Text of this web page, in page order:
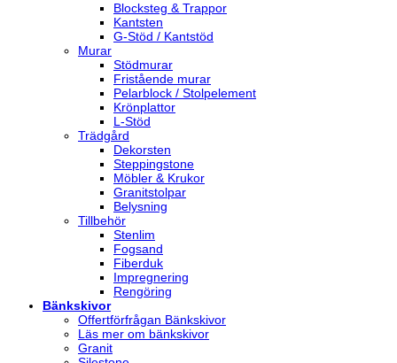
Blocksteg & Trappor
Kantsten
G-Stöd / Kantstöd
Murar
Stödmurar
Fristående murar
Pelarblock / Stolpelement
Krönplattor
L-Stöd
Trädgård
Dekorsten
Steppingstone
Möbler & Krukor
Granitstolpar
Belysning
Tillbehör
Stenlim
Fogsand
Fiberduk
Impregnering
Rengöring
Bänkskivor
Offertförfrågan Bänkskivor
Läs mer om bänkskivor
Granit